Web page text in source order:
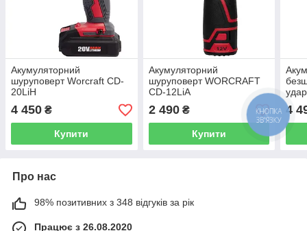
Акумуляторний
шуруповерт Worcraft CD-
20LiH
4 450 ₴
Купити
Акумуляторний
шуруповерт WORCRAFT
CD-12LiA
2 490₴
Купити
4
Про нас
98% позитивних з 348 відгуків за рік
Працює з 26.08.2020